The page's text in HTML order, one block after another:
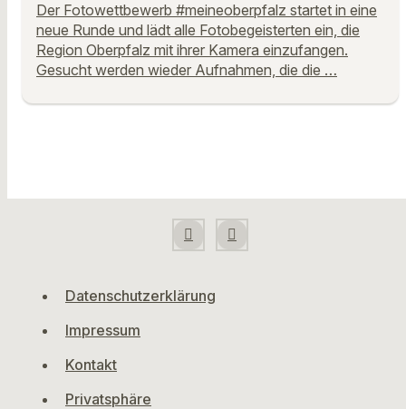
Der Fotowettbewerb #meineoberpfalz startet in eine
neue Runde und lädt alle Fotobegeisterten ein, die
Region Oberpfalz mit ihrer Kamera einzufangen.
Gesucht werden wieder Aufnahmen, die die …
Datenschutzerklärung
Impressum
Kontakt
Privatsphäre